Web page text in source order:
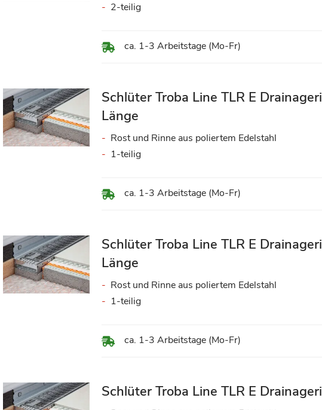
ca. 1-3 Arbeitstage (Mo-Fr)
2-teilig
Schlüter Troba Line TLR E
Länge
ca. 1-3 Arbeitstage (Mo-Fr)
Rost und Rinne aus poliertem Edelstahl
1-teilig
Schlüter Troba Line TLR E
Länge
ca. 1-3 Arbeitstage (Mo-Fr)
Rost und Rinne aus poliertem Edelstahl
1-teilig
Schlüter Troba Line TLR E